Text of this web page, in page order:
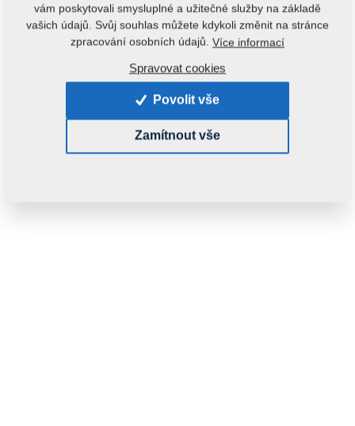
Kód produktu: 9001414
Tento díl je použitelný i pro následující stroje:
10,0590 kg
vám poskytovali smysluplné a užitečné služby na základě
vašich údajů. Svůj souhlas můžete kdykoli změnit na stránce
zpracování osobních údajů. Více informací
Spravovat cookies
Povolit vše
Zamítnout vše